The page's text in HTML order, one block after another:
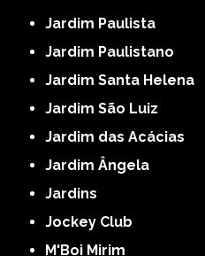
Jardim Paulista
Jardim Paulistano
Jardim Santa Helena
Jardim São Luiz
Jardim das Acácias
Jardim Ângela
Jardins
Jockey Club
M'Boi Mirim